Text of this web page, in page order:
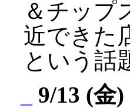
＆チップ
近できた
という話
9/13 (金)